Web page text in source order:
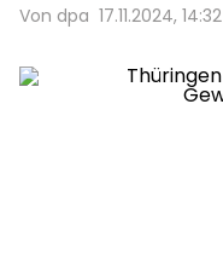
Von dpa 17.11.2024, 14:32